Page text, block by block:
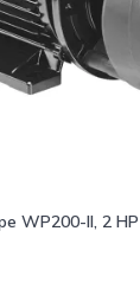
WP200-II, 2